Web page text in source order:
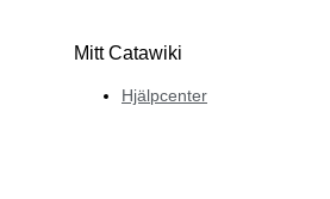
Mitt Catawiki
Hjälpcenter